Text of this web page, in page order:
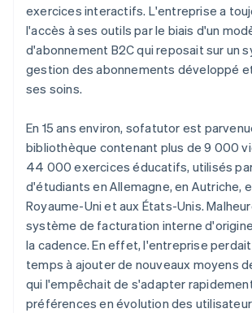
exercices interactifs. L'entreprise a
l'accès à ses outils par le biais d'un
d'abonnement B2C qui reposait sur un
gestion des abonnements développé
ses soins.
En 15 ans environ, sofatutor est
bibliothèque contenant plus de 9 000
44 000 exercices éducatifs, utilisés par
d'étudiants en Allemagne, en Autriche,
Royaume-Uni et aux États-Unis.
système de facturation interne
la cadence. En effet, l'entreprise
temps à ajouter de nouveaux moyens
qui l'empêchait de s'adapter
préférences en évolution des